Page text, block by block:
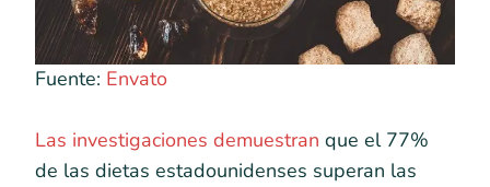
Fuente: Envato
Las investigaciones demuestran que el 77%
de las dietas estadounidenses superan las